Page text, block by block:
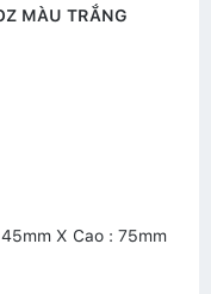
MÀU TRẮNG
X Cao : 75mm